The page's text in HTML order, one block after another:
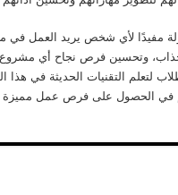
مفيدًا لأي شخص يريد العمل في
وجذاب، وتحسين فرص نجاح أي
لتعلم التقنيات الحديثة في هذا